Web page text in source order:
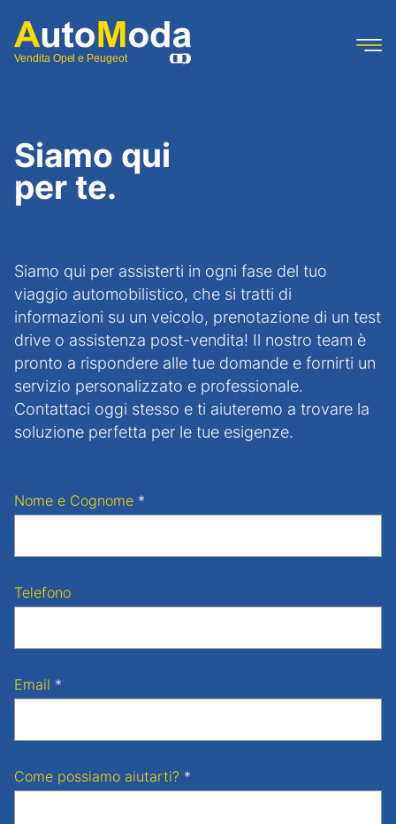
Vendita Opel e Peugeot
Siamo qui
per te.
Siamo qui per assisterti in ogni fase del tuo
viaggio automobilistico, che si tratti di
informazioni su un veicolo, prenotazione di un test
drive o assistenza post-vendita! Il nostro team è
pronto a rispondere alle tue domande e fornirti un
servizio personalizzato e professionale.
Contattaci oggi stesso e ti aiuteremo a trovare la
soluzione perfetta per le tue esigenze.
Nome e Cognome *
Telefono
Email *
Come possiamo aiutarti? *